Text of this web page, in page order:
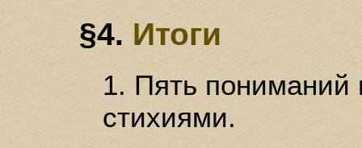
§4. Итоги
1. Пять пониманий
стихиями.